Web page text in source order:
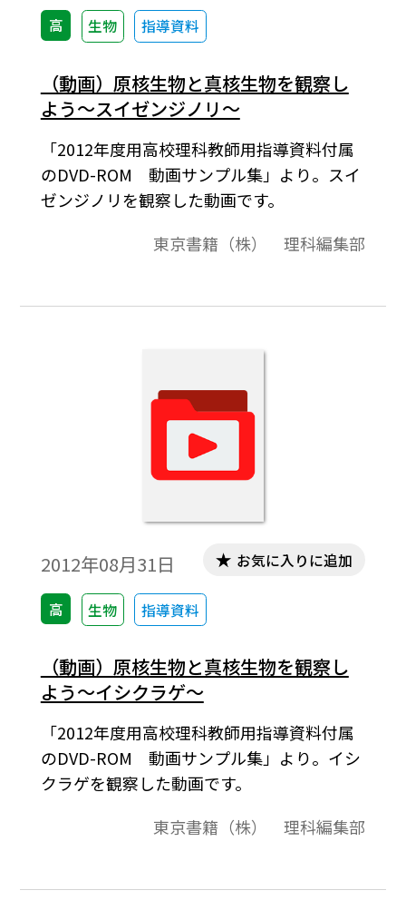
高 生物 指導資料
（動画）原核生物と真核生物を観察し
よう～スイゼンジノリ～
「2012年度用高校理科教師用指導資料付属
のDVD-ROM 動画サンプル集」より。スイ
ゼンジノリを観察した動画です。
東京書籍（株） 理科編集部
2012年08月31日
高 生物 指導資料
お気に入りに追加
（動画）原核生物と真核生物を観察し
よう～イシクラゲ～
「2012年度用高校理科教師用指導資料付属
のDVD-ROM 動画サンプル集」より。イシ
クラゲを観察した動画です。
東京書籍（株） 理科編集部